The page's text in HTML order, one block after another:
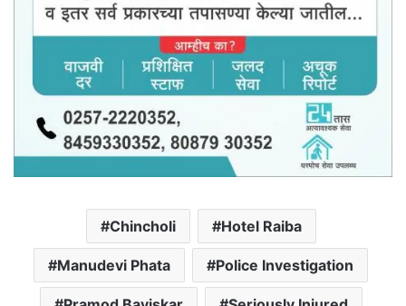
Chincholi Hotel Raiba
Manudevi Phata Police Investigation